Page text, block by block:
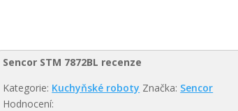
Sencor STM 7872BL recenze
Kategorie: Kuchyňské roboty Značka: Sencor
Hodnocení: